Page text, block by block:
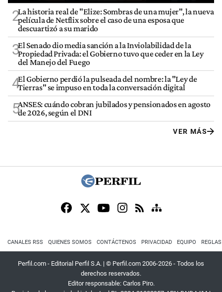
2La historia real de "Elize: Sombras de una mujer", la nueva
película de Netflix sobre el caso de una esposa que
descuartizó a su marido
3El Senado dio media sanción a la Inviolabilidad de la
Propiedad Privada: el Gobierno tuvo que ceder en la Ley
del Manejo del Fuego
4El Gobierno perdió la pulseada del nombre: la "Ley de
Tierras" se impuso en toda la conversación digital
5ANSES: cuándo cobran jubilados y pensionados en agosto
de 2026, según el DNI
VER MÁS
CANALES RSS QUIENES SOMOS CONTÁCTENOS PRIVACIDAD EQUIPO
Perfil.com - Editorial Perfil S.A. | © Perfil.com 2006-2026 - Todos los
derechos reservados.
Editor responsable: Carlos Piro.